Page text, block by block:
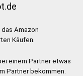
Amazon
Käufen.
einem Partner etwas
Partner bekommen.